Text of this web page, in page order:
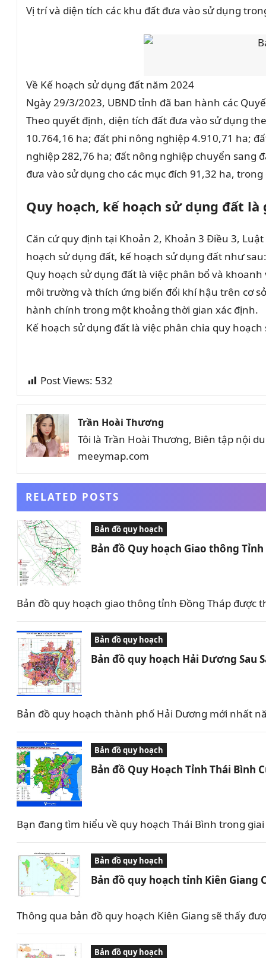
Vị trí và diện tích các khu đất đưa vào sử dụng
Về Kế hoạch sử dụng đất năm 2024
Ngày 29/3/2023, UBND tỉnh đã ban hành các
Theo quyết định, diện tích đất đưa vào sử dụng
10.764,16 ha; đất phi nông nghiệp 4.910,71 ha;
nghiệp 282,76 ha; đất nông nghiệp chuyển sang
đưa vào sử dụng cho các mục đích 91,32 ha,
Quy hoạch, kế hoạch sử dụng đất là
Căn cứ quy định tại Khoản 2, Khoản 3 Điều 3,
hoạch sử dụng đất, kế hoạch sử dụng đất như sau:
Quy hoạch sử dụng đất là việc phân bổ và
môi trường và thích ứng biến đổi khí hậu trên cơ
hành chính trong một khoảng thời gian xác định.
Kế hoạch sử dụng đất là việc phân chia quy
Post Views: 532
Trần Hoài Thương
Tôi là Trần Hoài Thương, Biên tập nội
meeymap.com
RELATED POSTS
Bản đồ quy hoạch
Bản đồ Quy hoạch Giao thông
Bản đồ quy hoạch giao thông tỉnh Đồng Tháp
Bản đồ quy hoạch
Bản đồ quy hoạch Hải Dương Sau
Bản đồ quy hoạch thành phố Hải Dương mới nhất
Bản đồ quy hoạch
Bản đồ Quy Hoạch Tỉnh Thái Bình
Bạn đang tìm hiểu về quy hoạch Thái Bình trong
Bản đồ quy hoạch
Bản đồ quy hoạch tỉnh Kiên Giang
Thông qua bản đồ quy hoạch Kiên Giang sẽ thấy
Bản đồ quy hoạch